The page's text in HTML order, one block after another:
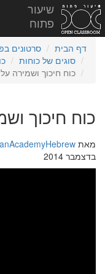
שיעור
פתוח
דף הבית סרטונים
סוגים של כוחות
כוח חיכוך ושמירה
כוח חיכוך
מאת
בדצמבר 2014